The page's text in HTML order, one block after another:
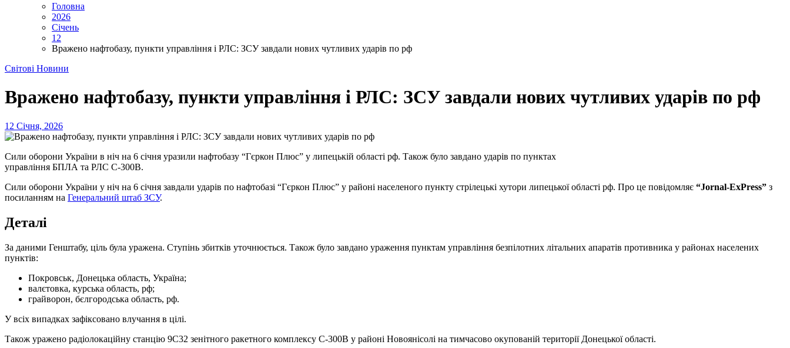
Головна
2026
Січень
12
Вражено нафтобазу, пункти управління і РЛС: ЗСУ завдали нових чутливих ударів по рф
Світові Новини
Вражено нафтобазу, пункти управління і РЛС: ЗСУ завдали нових чутливих ударів по рф
12 Січня, 2026
Сили оборони України в ніч на 6 січня уразили нафтобазу “Гєркон Плюс” у липецькій області рф. Також було завдано ударів по пунктах
управління БПЛА та РЛС С-300В.
Сили оборони України у ніч на 6 січня завдали ударів по нафтобазі “Гєркон Плюс” у районі населеного пункту стрілецькі хутори липецької області рф. Про це повідомляє “Jornal-ExPress” з
посиланням на Генеральний штаб ЗСУ.
Деталі
За даними Генштабу, ціль була уражена. Ступінь збитків уточнюється. Також було завдано ураження пунктам управління безпілотних літальних апаратів противника у районах населених
пунктів:
Покровськ, Донецька область, Україна;
валєтовка, курська область, рф;
грайворон, бєлгородська область, рф.
У всіх випадках зафіксовано влучання в цілі.
Також уражено радіолокаційну станцію 9С32 зенітного ракетного комплексу С-300В у районі Новоянісолі на тимчасово окупованій території Донецької області.